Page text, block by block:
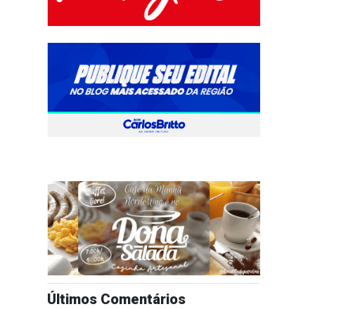
Últimos Comentários